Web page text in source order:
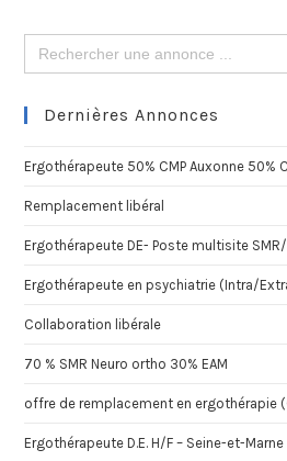
Search
for:
Dernières Annonces
Ergothérapeute 50% CMP Auxonne 50%
Remplacement libéral
Ergothérapeute DE- Poste multisite SMR/
Ergothérapeute en psychiatrie (Intra/
Collaboration libérale
70 % SMR Neuro ortho 30% EAM
offre de remplacement en ergothérapie
Ergothérapeute D.E. H/F – Seine-et-